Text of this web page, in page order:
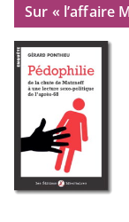
Sur « l’affaire